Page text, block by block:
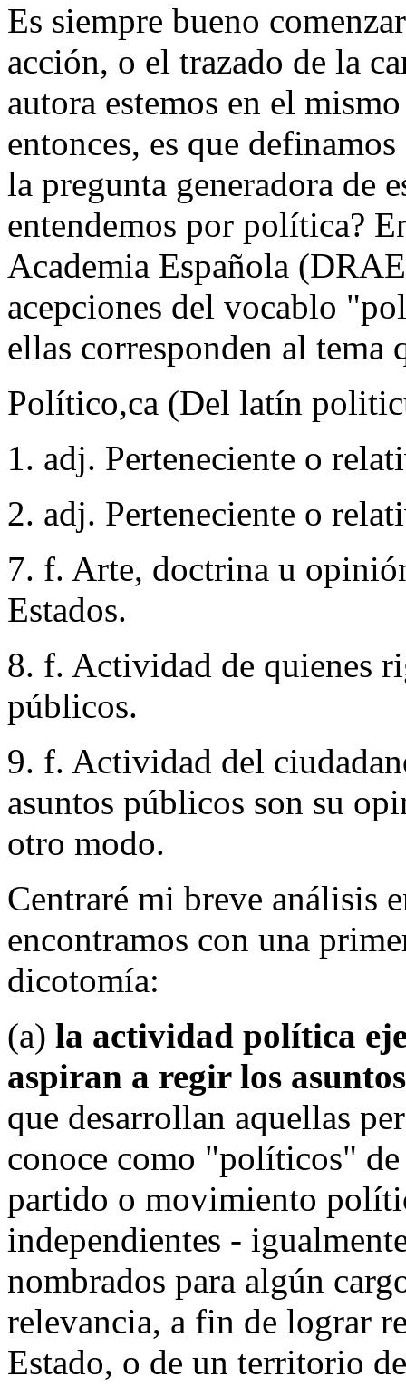
Es siempre bueno
acción, o el trazado de la
autora estemos en el
entonces, es que
la pregunta generadora de
entendemos por política?
Academia Española
acepciones del vocablo
ellas corresponden al
Político,ca (Del latín
1. adj. Perteneciente o
2. adj. Perteneciente o
7. f. Arte, doctrina u
Estados.
8. f. Actividad de quienes
públicos.
9. f. Actividad del
asuntos públicos son su
otro modo.
Centraré mi breve análisis
encontramos con una
dicotomía:
(a) la actividad política
aspiran a regir los
que desarrollan aquellas
conoce como "políticos"
partido o movimiento
independientes -
nombrados para algún
relevancia, a fin de lograr
Estado, o de un territorio